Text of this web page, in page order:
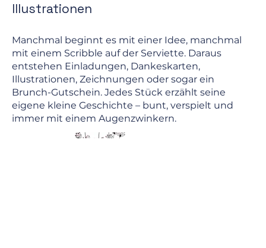
Illustrationen
Manchmal beginnt es mit einer Idee, manchmal
mit einem Scribble auf der Serviette. Daraus
entstehen Einladungen, Dankeskarten,
Illustrationen, Zeichnungen oder sogar ein
Brunch-Gutschein. Jedes Stück erzählt seine
eigene kleine Geschichte – bunt, verspielt und
immer mit einem Augenzwinkern.